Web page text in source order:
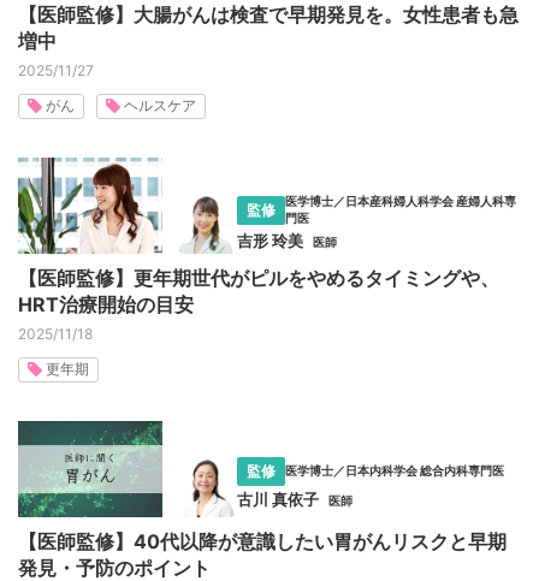
【医師監修】大腸がんは検査で早期発見を。女性患者も急
増中
2025/11/27
がん
ヘルスケア
【医師監修】更年期世代がピルをやめるタイミングや、
HRT治療開始の目安
監修
医学博士／日本産科婦人科学会 産婦人科専
門医
吉形 玲美 医師
2025/11/18
更年期
【医師監修】40代以降が意識したい胃がんリスクと早期
発見・予防のポイント
監修 医学博士／日本内科学会 総合内科専門医
古川 真依子 医師